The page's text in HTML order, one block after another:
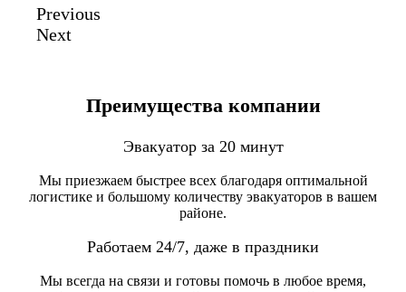
Previous
Next
Преимущества компании
Эвакуатор за 20 минут
Мы приезжаем быстрее всех благодаря оптимальной
логистике и большому количеству эвакуаторов в вашем
районе.
Работаем 24/7, даже в праздники
Мы всегда на связи и готовы помочь в любое время,